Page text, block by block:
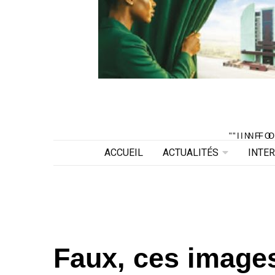
ACCUEIL ACTUALITÉS
Faux, ces